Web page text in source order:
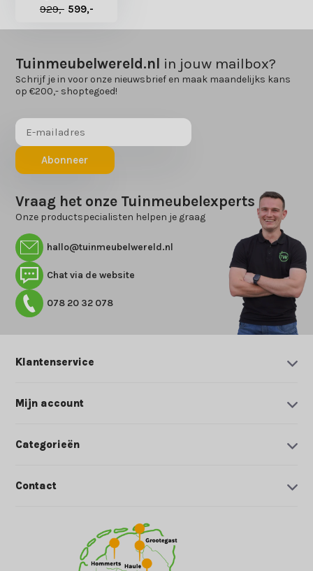
929,- 599,-
Tuinmeubelwereld.nl in jouw mailbox?
Schrijf je in voor onze nieuwsbrief en maak maandelijks kans
op €200,- shoptegoed!
Abonneer
Vraag het onze Tuinmeubelexperts
Onze productspecialisten helpen je graag
hallo@tuinmeubelwereld.nl
Chat via de website
078 20 32 078
Klantenservice
Mijn account
Categorieën
Contact